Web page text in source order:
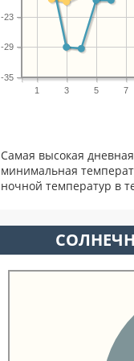
1 3 5 7
-35
-29
-23
Самая высокая
минимальная
ночной температур в